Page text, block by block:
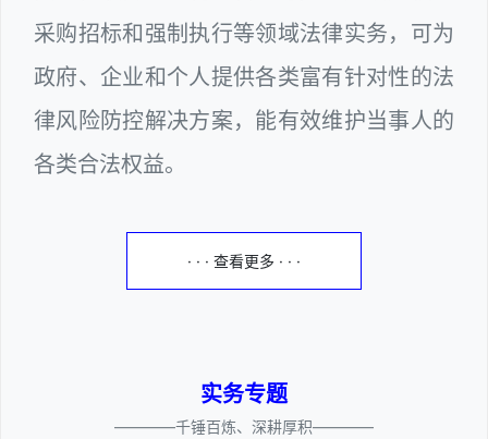
采购招标和强制执行等领域法律实务，可为
政府、企业和个人提供各类富有针对性的法
律风险防控解决方案，能有效维护当事人的
各类合法权益。
· · · 查看更多 · · ·
实务专题
————千锤百炼、深耕厚积————